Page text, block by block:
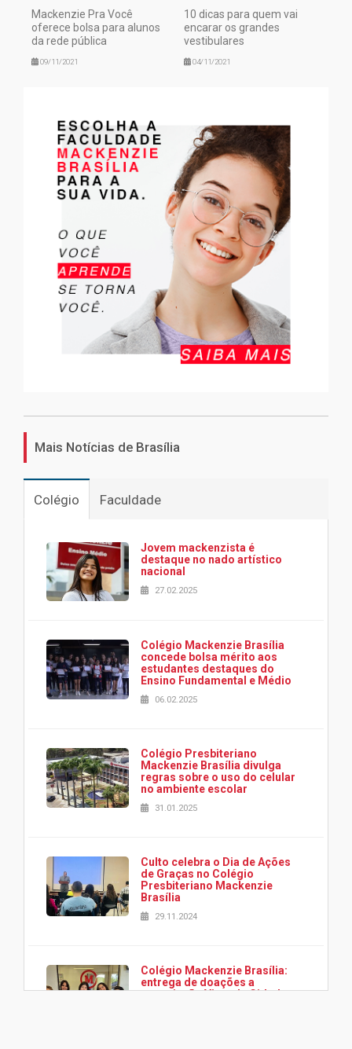
Mackenzie Pra Você
oferece bolsa para alunos
da rede pública
09/11/2021
10 dicas para quem vai
encarar os grandes
vestibulares
04/11/2021
Mais Notícias de Brasília
Colégio Faculdade
Jovem mackenzista é
destaque no nado artístico
nacional
27.02.2025
Colégio Mackenzie Brasília
concede bolsa mérito aos
estudantes destaques do
Ensino Fundamental e Médio
06.02.2025
Colégio Presbiteriano
Mackenzie Brasília divulga
regras sobre o uso do celular
no ambiente escolar
31.01.2025
Culto celebra o Dia de Ações
de Graças no Colégio
Presbiteriano Mackenzie
Brasília
29.11.2024
Colégio Mackenzie Brasília:
entrega de doações a
associação Viver da Cidade